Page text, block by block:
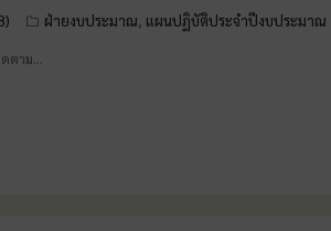
ฝ่ายงบประมาณ, แผนปฏิบัติประจำปีงบประมาณ
ตาม…